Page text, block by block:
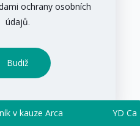
ochrany osobních
údajů.
Budiž
Arca YD Capital v